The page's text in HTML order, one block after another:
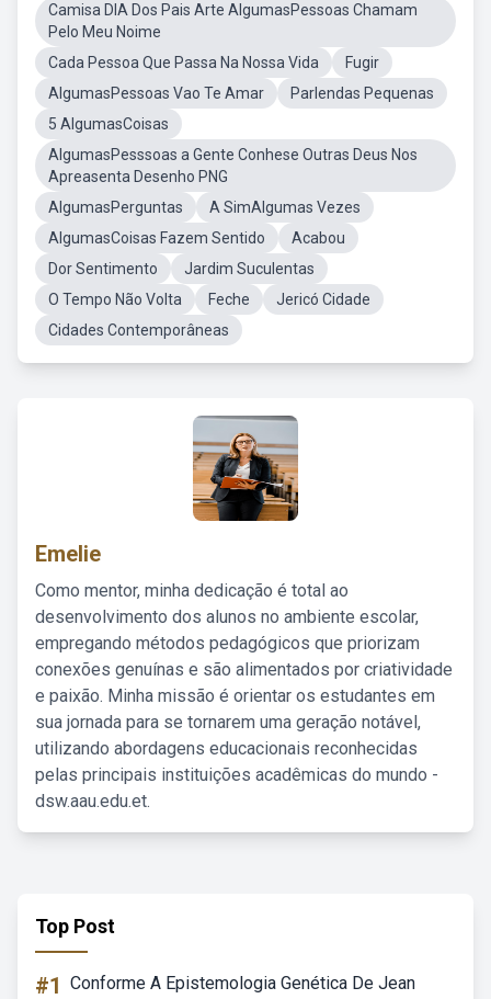
Camisa DIA Dos Pais Arte AlgumasPessoas Chamam
Pelo Meu Noime
Cada Pessoa Que Passa Na Nossa Vida
Fugir
AlgumasPessoas Vao Te Amar
Parlendas Pequenas
5 AlgumasCoisas
AlgumasPesssoas a Gente Conhese Outras Deus Nos
Apreasenta Desenho PNG
AlgumasPerguntas
A SimAlgumas Vezes
AlgumasCoisas Fazem Sentido
Acabou
Dor Sentimento
Jardim Suculentas
O Tempo Não Volta
Feche
Jericó Cidade
Cidades Contemporâneas
Emelie
Como mentor, minha dedicação é total ao
desenvolvimento dos alunos no ambiente escolar,
empregando métodos pedagógicos que priorizam
conexões genuínas e são alimentados por criatividade
e paixão. Minha missão é orientar os estudantes em
sua jornada para se tornarem uma geração notável,
utilizando abordagens educacionais reconhecidas
pelas principais instituições acadêmicas do mundo -
dsw.aau.edu.et.
Top Post
#1 Conforme A Epistemologia Genética De Jean